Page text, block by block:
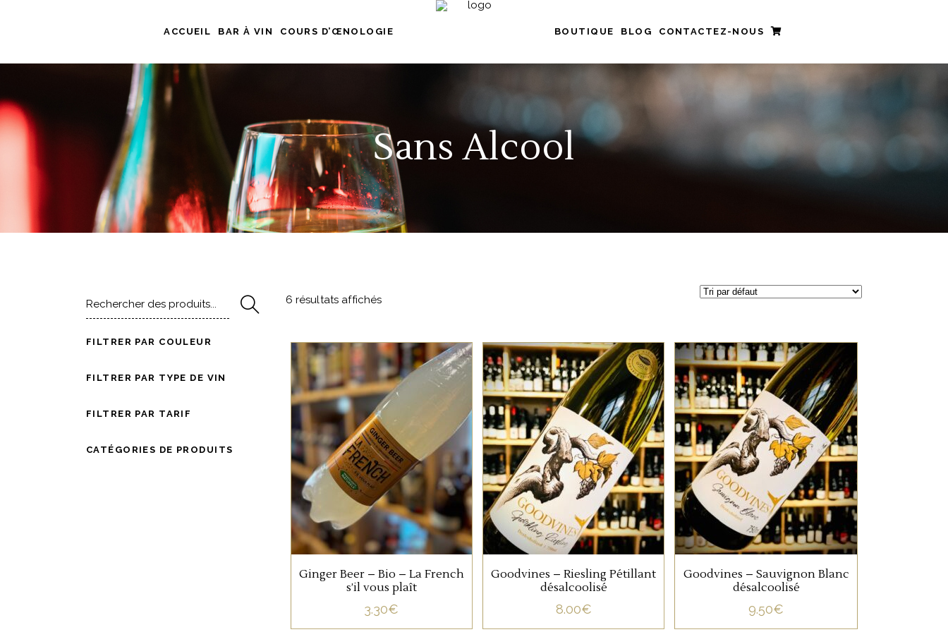
ACCUEIL BAR À VIN COURS D’ŒNOLOGIE BOUTIQUE BLOG CONTACTEZ-NOUS
Sans Alcool
6 résultats affichés
SANS ALCOOL
Le Soft bio français pour
élaborer vos cocktails ou
juste pour se rafraichir.
AJOUTER AU PANIER
Ginger Beer – Bio – La French
s’il vous plaît
3.30€
SANS ALCOOL
Un riesling frais et léger,
dans une version
pétillante et sans alcool.
AJOUTER AU PANIER
Goodvines – Riesling Pétillant
désalcoolisé
8.00€
SANS ALCOOL
Un Sauvignon acidulé
autour des arômes
d’agrumes, dans une
version sans alcool.
AJOUTER AU PANIER
Goodvines – Sauvignon Blanc
désalcoolisé
9.50€
pour
FILTRER PAR COULEUR
FILTRER PAR TYPE DE VIN
FILTRER PAR TARIF
CATÉGORIES DE PRODUITS